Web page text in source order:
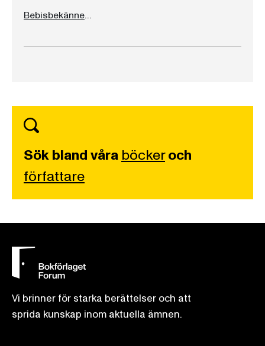
Bebisbekännelser
Sök bland våra böckeroch
författare
Vi brinner för starka berättelser och att
sprida kunskap inom aktuella ämnen.